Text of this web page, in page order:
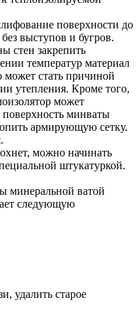
поверхности до
выступов и бугров.
стен закрепить
температур материал
может стать причиной
утепления. Кроме того,
может
поверхность минваты
армирующую сетку.
можно начинать
штукатуркой.
минеральной ватой
следующую
удалить старое